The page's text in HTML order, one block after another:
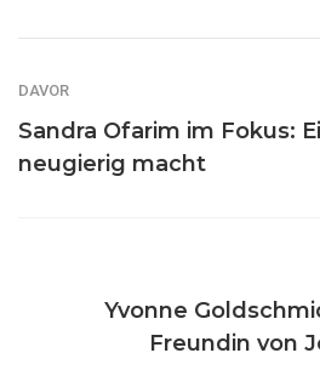
DAVOR
Sandra Ofarim im Fokus:
neugierig macht
Yvonne
Freundin von